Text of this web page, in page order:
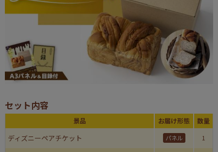
セット内容
景品 お届け形態 数量
ディズニーペアチケット パネル 1